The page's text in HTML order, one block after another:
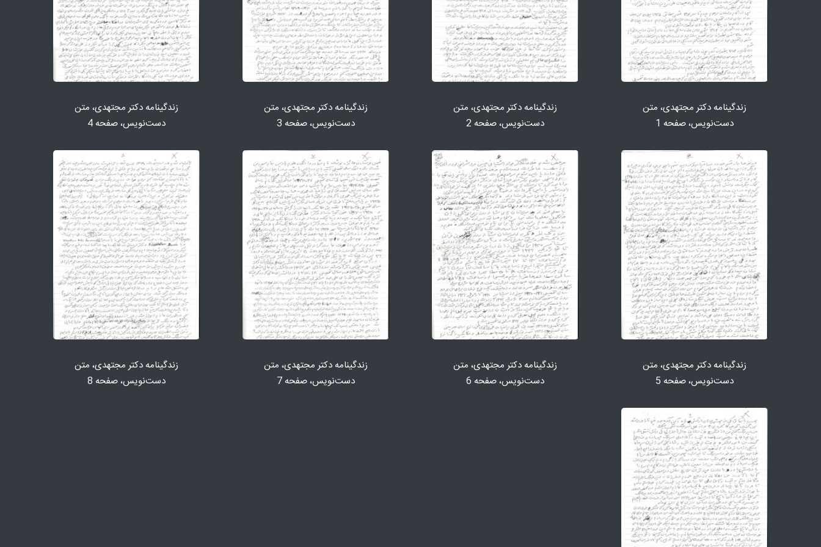
زندگینامه دكتر مجتهدی، متن
دست‌نویس، صفحه 1
زندگینامه دكتر مجتهدی، متن
دست‌نویس، صفحه 2
زندگینامه دكتر مجتهدی، متن
دست‌نویس، صفحه 3
زندگینامه دكتر مجتهدی، متن
دست‌نویس، صفحه 4
زندگینامه دكتر مجتهدی، متن
دست‌نویس، صفحه 5
زندگینامه دكتر مجتهدی، متن
دست‌نویس، صفحه 6
زندگینامه دكتر مجتهدی، متن
دست‌نویس، صفحه 7
زندگینامه دكتر مجتهدی، متن
دست‌نویس، صفحه 8